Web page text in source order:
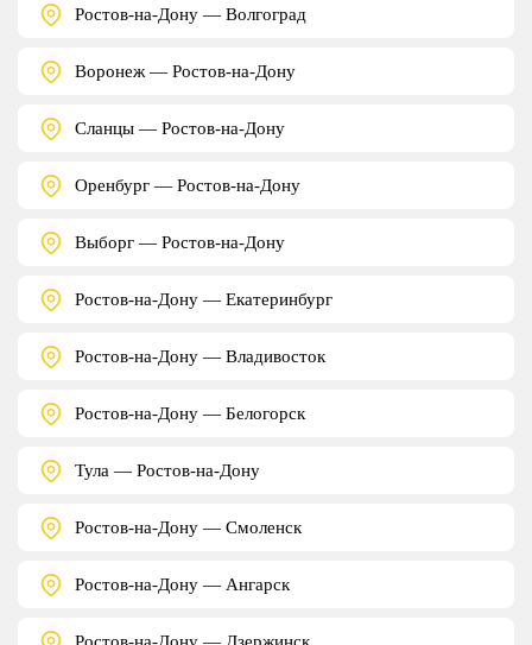
Ростов-на-Дону — Волгоград
Воронеж — Ростов-на-Дону
Сланцы — Ростов-на-Дону
Оренбург — Ростов-на-Дону
Выборг — Ростов-на-Дону
Ростов-на-Дону — Екатеринбург
Ростов-на-Дону — Владивосток
Ростов-на-Дону — Белогорск
Тула — Ростов-на-Дону
Ростов-на-Дону — Смоленск
Ростов-на-Дону — Ангарск
Ростов-на-Дону — Дзержинск